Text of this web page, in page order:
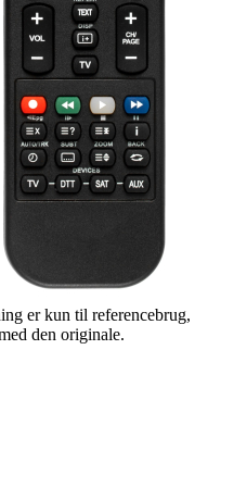
er kun til referencebrug,
den originale.